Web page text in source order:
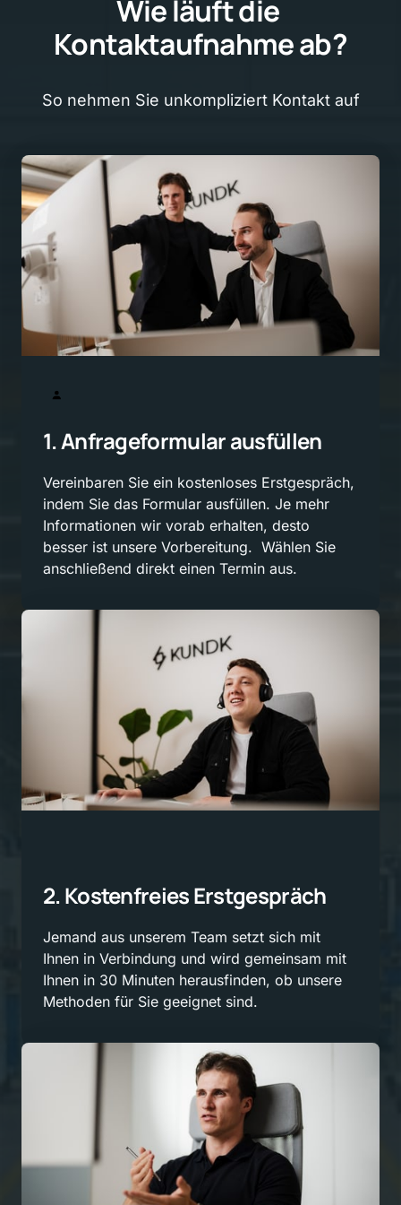
Wie läuft
Kontaktaufnahme ab?
So nehmen Sie unkompliziert Kontakt auf
1. Anfrageformular ausfüllen
Vereinbaren Sie ein kostenloses
indem Sie das Formular ausfüllen. Je
Informationen wir vorab erhalten,
besser ist unsere Vorbereitung. Wählen
anschließend direkt einen Termin aus.
2. Kostenfreies Erstgespräch
Jemand aus unserem Team setzt sich
Ihnen in Verbindung und wird gemeinsam
Ihnen in 30 Minuten herausfinden, ob
Methoden für Sie geeignet sind.